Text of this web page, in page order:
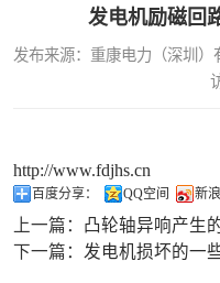
发电机励磁回
发布来源：重康电力（深
http://www.fdjhs.cn
百度分享： QQ空间 新
上一篇： 凸轮轴异响产生
下一篇： 发电机损坏的一
超静音型
移动电站